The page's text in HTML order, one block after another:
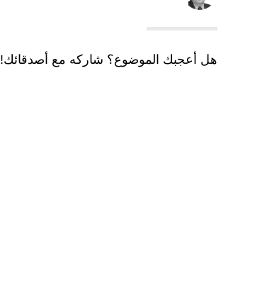
هل أعجبك الموضوع؟ شاركه مع أصدقائك!